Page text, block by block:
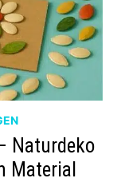
Naturdeko
Material